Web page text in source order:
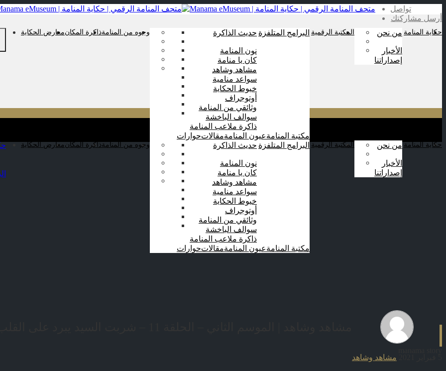
تواصل
أرسل مشاركتك
حكاية المنامة من نحن
الأخبار
إصداراتنا
المكتبة الرقمية البرامج المتلفزة حديث الذاكرة
نون المنامة
كان يا منامة
مشاهد وشاهد
سواعد منامية
خيوط الحكاية
أوتوجراف
وثائقي من المنامة
سوالف الباخشة
ذاكرة ملاعب المنامة
مكتبة المنامةعيون المنامةمقالاتحوارات
وجوه من المنامةذاكرة المكانمعارض الحكاية
حكاية المنامة من نحن
الأخبار
إصداراتنا
المكتبة الرقمية البرامج المتلفزة حديث الذاكرة
نون المنامة
كان يا منامة
مشاهد وشاهد
سواعد منامية
خيوط الحكاية
أوتوجراف
وثائقي من المنامة
سوالف الباخشة
ذاكرة ملاعب المنامة
مكتبة المنامةعيون المنامةمقالاتحوارات
وجوه من المنامةذاكرة المكان معارض الحكاية
مشاهد وشاهد